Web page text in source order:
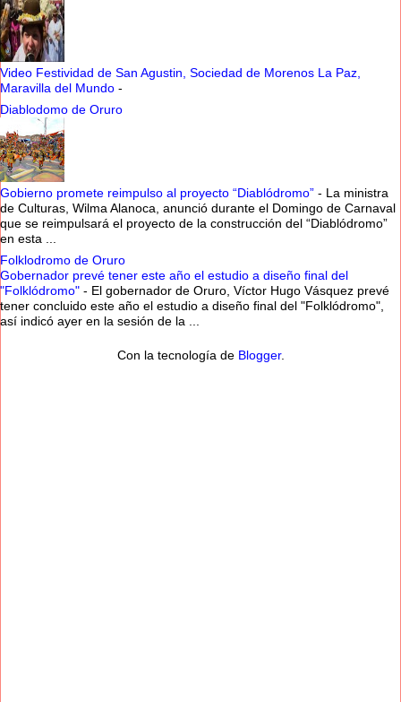
Video Festividad de San Agustin, Sociedad de Morenos La Paz,
Maravilla del Mundo -
Diablodomo de Oruro
Gobierno promete reimpulso al proyecto “Diablódromo” - La ministra
de Culturas, Wilma Alanoca, anunció durante el Domingo de Carnaval
que se reimpulsará el proyecto de la construcción del “Diablódromo”
en esta ...
Folklodromo de Oruro
Gobernador prevé tener este año el estudio a diseño final del
"Folklódromo" - El gobernador de Oruro, Víctor Hugo Vásquez prevé
tener concluido este año el estudio a diseño final del "Folklódromo",
así indicó ayer en la sesión de la ...
Con la tecnología de Blogger.